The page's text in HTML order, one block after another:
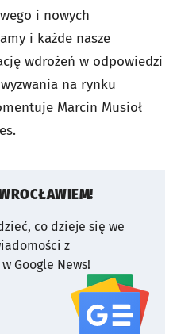
i nowych
i każde nasze
wdrożeń w odpowiedzi
na rynku
Marcin Musioł
co dzieje się we
z
Google News!
serwisu